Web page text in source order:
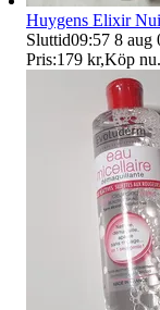
Huygens Elixir
Sluttid09:57 8 aug
Pris:179 kr,Köp nu.